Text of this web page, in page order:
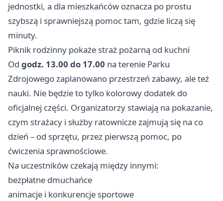
jednostki, a dla mieszkańców oznacza po prostu
szybszą i sprawniejszą pomoc tam, gdzie liczą się
minuty.
Piknik rodzinny pokaże straż pożarną od kuchni
Od godz. 13.00 do 17.00 na terenie Parku
Zdrojowego zaplanowano przestrzeń zabawy, ale też
nauki. Nie będzie to tylko kolorowy dodatek do
oficjalnej części. Organizatorzy stawiają na pokazanie,
czym strażacy i służby ratownicze zajmują się na co
dzień – od sprzętu, przez pierwszą pomoc, po
ćwiczenia sprawnościowe.
Na uczestników czekają między innymi:
bezpłatne dmuchańce
animacje i konkurencje sportowe